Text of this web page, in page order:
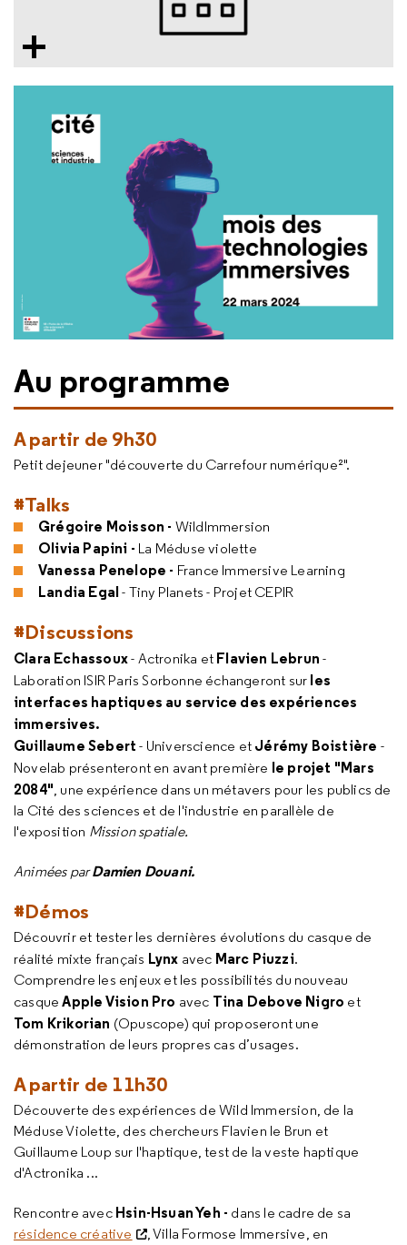
Au programme
A partir de 9h30
Petit dejeuner "découverte du Carrefour numérique²".
#Talks
Grégoire Moisson - WildImmersion
Olivia Papini - La Méduse violette
Vanessa Penelope - France Immersive Learning
Landia Egal- Tiny Planets - Projet CEPIR
#Discussions
Clara Echassoux- Actronika et Flavien Lebrun -
Laboration ISIR Paris Sorbonne échangeront sur les
interfaces haptiques au service des expériences
immersives.
Guillaume Sebert - Universcience et Jérémy Boistière -
Novelab présenteront en avant première le projet "Mars
2084", une expérience dans un métavers pour les publics de
la Cité des sciences et de l'industrie en parallèle de
l'exposition Mission spatiale.
Animées parDamien Douani.
#Démos
Découvrir et tester les dernières évolutions du casque de
réalité mixte français Lynx avec Marc Piuzzi.
Comprendre les enjeux et les possibilités du nouveau
casqueApple Vision Pro avec Tina Debove Nigro et
Tom Krikorian (Opuscope) qui proposeront une
démonstration de leurs propres cas d’usages.
A partir de 11h30
Découverte des expériences de Wild Immersion, de la
Méduse Violette, des chercheurs Flavien le Brun et
Guillaume Loup sur l'haptique, test de la veste haptique
d'Actronika ...
Rencontre avec Hsin-Hsuan Yeh - dans le cadre de sa
résidence créative
, Villa Formose Immersive, en